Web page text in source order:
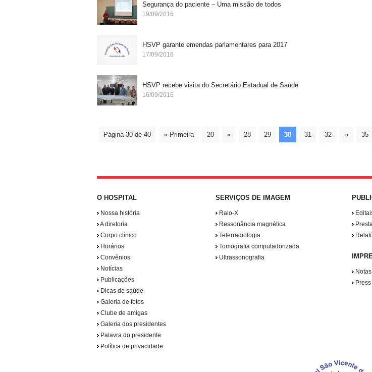
Segurança do paciente – Uma missão de todos
19/09/2016
HSVP garante emendas parlamentares para 2017
17/09/2016
HSVP recebe visita do Secretário Estadual de Saúde
16/09/2016
Página 30 de 40 « Primeira 20 « 28 29 30 31 32 » 35
O HOSPITAL
Nossa história
A diretoria
Corpo clínico
Horários
Convênios
Notícias
Publicações
Dicas de saúde
Galeria de fotos
Clube de amigas
Galeria dos presidentes
Palavra do presidente
Política de privacidade
SERVIÇOS DE IMAGEM
Raio-X
Ressonância magnética
Telerradiologia
Tomografia computadorizada
Ultrassonografia
Notas